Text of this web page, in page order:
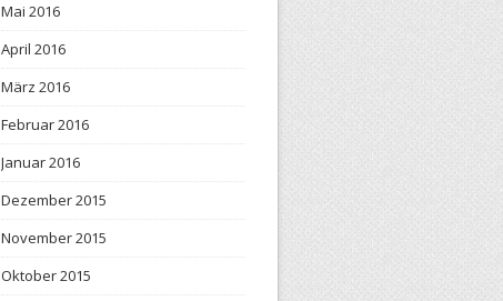
Mai 2016
April 2016
März 2016
Februar 2016
Januar 2016
Dezember 2015
November 2015
Oktober 2015